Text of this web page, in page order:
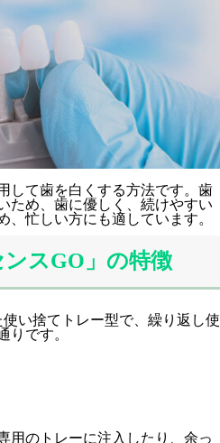
して歯を白くする方法です。歯
ため、歯に優しく、続けやすい
忙しい方にも適しています。
スGO」の特徴
い捨てトレー型で、繰り返し使
りです。
用のトレーに注入したり、余っ